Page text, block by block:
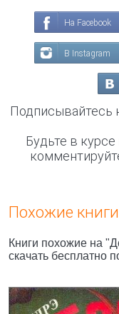
На Facebook
В Instagram
Подписывайтесь
Будьте в
Похожие
Книги похожие на
скачать бесплатно